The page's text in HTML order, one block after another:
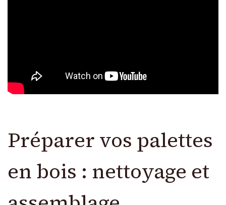
Préparer vos palettes
en bois : nettoyage et